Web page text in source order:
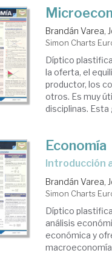
Brandán Varea,
Simon Charts
Díptico
la oferta, el
productor, los
otros. Es muy
disciplinas. Esta
Economía
introducción
Brandán Varea,
Simon Charts
Díptico
análisis
económica y